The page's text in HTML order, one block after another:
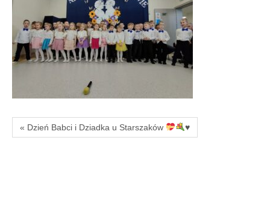
« Dzień Babci i Dziadka u Starszaków ♥️